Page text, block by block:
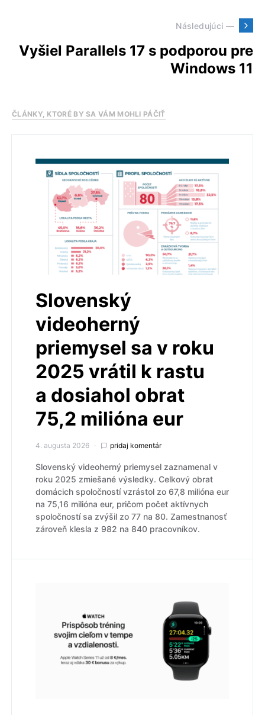
Následujúci —
Vyšiel Parallels 17 s podporou pre
Windows 11
ČLÁNKY, KTORÉ BY SA VÁM MOHLI PÁČIŤ
Slovenský
videoherný
priemysel sa v roku
2025 vrátil k rastu
a dosiahol obrat
75,2 milióna eur
4. augusta 2026 pridaj komentár
Slovenský videoherný priemysel zaznamenal v
roku 2025 zmiešané výsledky. Celkový obrat
domácich spoločností vzrástol zo 67,8 milióna eur
na 75,16 milióna eur, pričom počet aktívnych
spoločností sa zvýšil zo 77 na 80. Zamestnanosť
zároveň klesla z 982 na 840 pracovníkov.